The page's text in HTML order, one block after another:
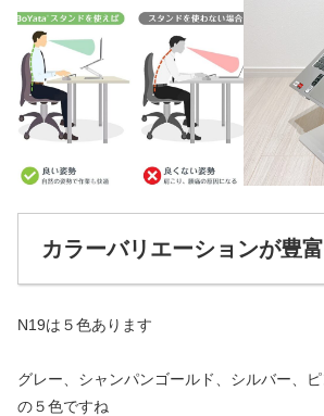
カラーバリエーションが豊富
N19は５色あります
グレー、シャンパンゴールド、シルバー、
の５色ですね